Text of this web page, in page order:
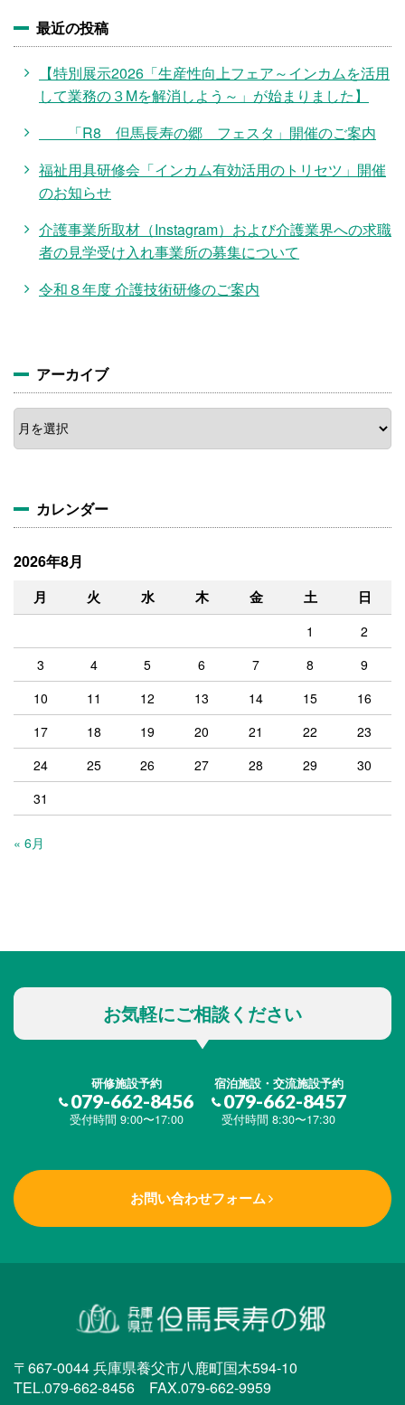
最近の投稿
【特別展示2026「生産性向上フェア～インカムを活用
して業務の３Mを解消しよう～」が始まりました】
「R8 但馬長寿の郷 フェスタ」開催のご案内
福祉用具研修会「インカム有効活用のトリセツ」開催
のお知らせ
介護事業所取材（Instagram）および介護業界への求職
者の見学受け入れ事業所の募集について
令和８年度 介護技術研修のご案内
アーカイブ
ア
ー
カ
カレンダー
2026年8月
月 火 水 木 金 土 日
1
2
3
4 5 6 7 8
9
10
11 12 13 14 15
16
17
18 19 20 21 22
23
24
25 26 27 28 29
30
31
« 6月
お気軽にご相談ください
研修施設予約
079-662-8456
受付時間 9:00〜17:00
宿泊施設・交流施設予約
079-662-8457
受付時間 8:30〜17:30
お問い合わせフォーム
〒667-0044 兵庫県養父市八鹿町国木594-10
TEL.079-662-8456 FAX.079-662-9959